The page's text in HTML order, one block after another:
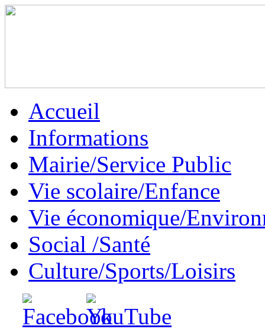
Accueil
Informations
Mairie/Service Public
Vie scolaire/Enfance
Vie économique/
Social /Santé
Culture/Sports/Loisirs